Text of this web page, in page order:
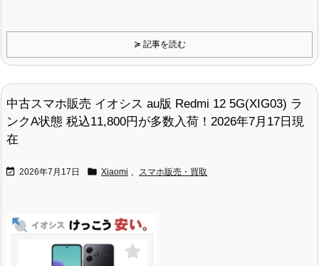
≽ 記事を読む
中古スマホ販売 イオシス au版 Redmi 12 5G(XIG03) ラ
ンクA状態 税込11,800円が多数入荷！2026年7月17日現
在
 2026年7月17日  Xiaomi スマホ販売・買取